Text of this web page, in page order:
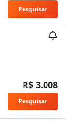
Pesquisar
R$ 3.008
Pesquisar